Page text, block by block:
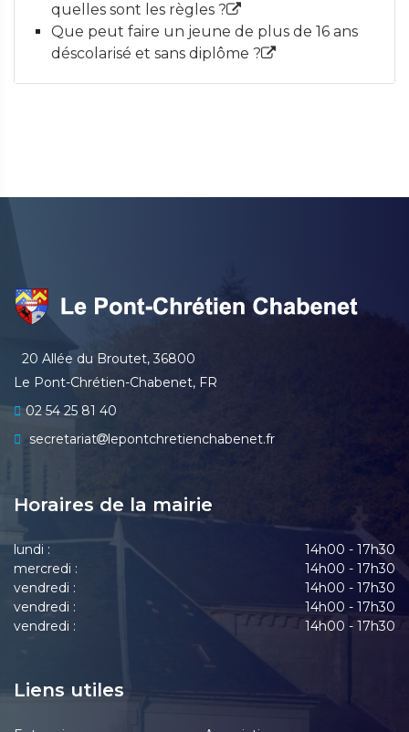
quelles sont les règles ?
Que peut faire un jeune de plus de 16 ans
déscolarisé et sans diplôme ?
20 Allée du Broutet, 36800
Le Pont-Chrétien-Chabenet, FR
02 54 25 81 40
secretariat
lepontchretienchabenet.fr
Horaires de la mairie
lundi :
14h00 - 17h30
mercredi :
14h00 - 17h30
vendredi :
14h00 - 17h30
vendredi :
14h00 - 17h30
vendredi :
14h00 - 17h30
Liens utiles